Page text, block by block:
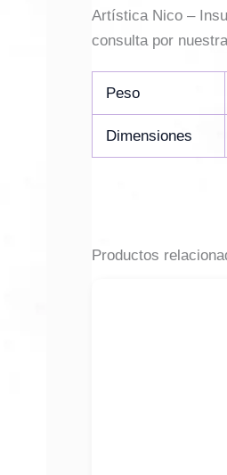
Artística Nico –
consulta por
Peso
Dimensiones
Productos